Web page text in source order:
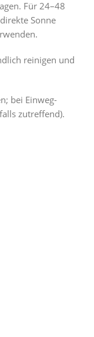
Für 24–48
Sonne
reinigen und
bei Einweg-
zutreffend).